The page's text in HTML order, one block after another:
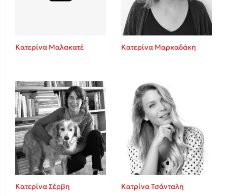
Η μέθοδος Αφήστε τους
Δημοφιλείς Συγγραφείς
Φυστίκι ΠουΚυλάει
Παύλος Καστανάς
El Sombrero
Στέφανος Ξενάκης
Sebastian Fitzek
Κατερίνα Μαλακατέ Κατερίνα Μαρκαδάκη
Κατερίνα Σέρβη Κατρίνα Τσάνταλη